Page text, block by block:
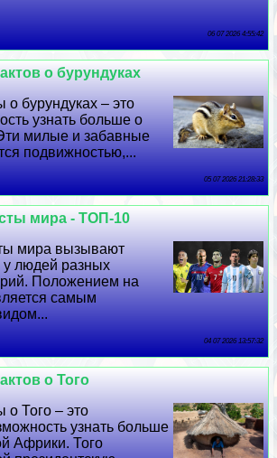
06 07 2026 4:55:42
о бурундуках
бурундуках – это
узнать больше о
милые и забавные
подвижностью,...
05 07 2026 21:28:33
мира - ТОП-10
мира вызывают
у людей разных
Положением на
самым
04 07 2026 13:57:32
о Того
о Того – это
узнать больше
Африки. Того